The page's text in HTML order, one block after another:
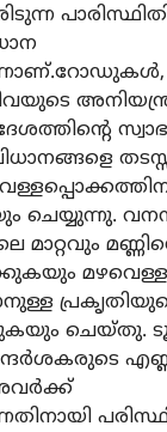
ചെയ്യുന്നു.
മാറ്റവും
ചെയ്തു.